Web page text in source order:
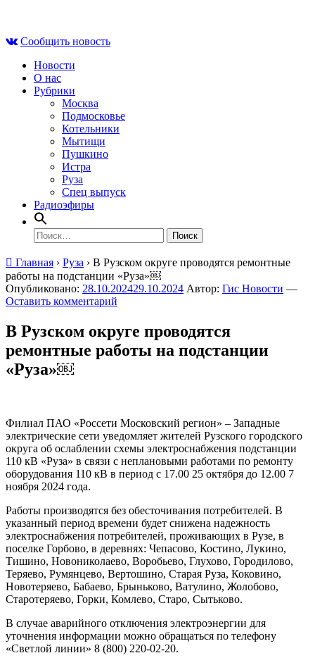
contentСообщить новость
Новости
О нас
Рубрики
Москва
Подмосковье
Котельники
Мытищи
Пушкино
Истра
Руза
Спец выпуск
Радиоэфиры
Найти:
Главная › Руза › В Рузском округе проводятся ремонтные
работы на подстанции «Руза»￼
Опубликовано: 28.10.202429.10.2024 Автор: Гис Новости —
Оставить комментарий
В Рузском округе проводятся
ремонтные работы на подстанции
«Руза»￼
Филиал ПАО «Россети Московский регион» – Западные
электрические сети уведомляет жителей Рузского городского
округа об ослаблении схемы электроснабжения подстанции
110 кВ «Руза» в связи с неплановыми работами по ремонту
оборудования 110 кВ в период с 17.00 25 октября до 12.00 7
ноября 2024 года.
Работы производятся без обесточивания потребителей. В
указанный период времени будет снижена надежность
электроснабжения потребителей, проживающих в Рузе, в
поселке Горбово, в деревнях: Чепасово, Костино, Лукино,
Тишино, Новониколаево, Воробьево, Глухово, Городилово,
Теряево, Румянцево, Вертошино, Старая Руза, Коковино,
Новотеряево, Бабаево, Брыньково, Ватулино, Жолобово,
Старотеряево, Горки, Комлево, Старо, Сытьково.
В случае аварийного отключения электроэнергии для
уточнения информации можно обращаться по телефону
«Светлой линии» 8 (800) 220-02-20.